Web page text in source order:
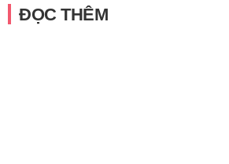
ĐỌC THÊM